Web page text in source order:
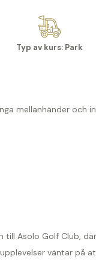
Typ av kurs: Park
mellanhänder och
till Asolo Golf Club, där
väntar på